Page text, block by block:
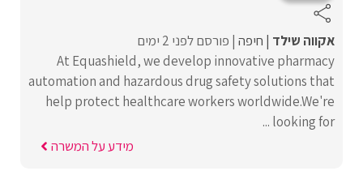
אקווה שילד חיפה פורסם לפני 2 ימים
At Equashield, we develop innovative pharmacy
automation and hazardous drug safety solutions that
help protect healthcare workers worldwide.We're
looking for ...
מידע על המשרה